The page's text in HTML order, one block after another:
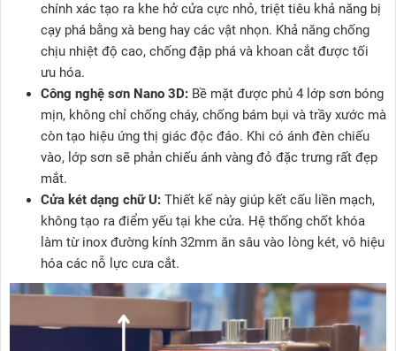
chính xác tạo ra khe hở cửa cực nhỏ, triệt tiêu khả năng bị
cạy phá bằng xà beng hay các vật nhọn. Khả năng chống
chịu nhiệt độ cao, chống đập phá và khoan cắt được tối
ưu hóa.
Công nghệ sơn Nano 3D: Bề mặt được phủ 4 lớp sơn bóng
mịn, không chỉ chống cháy, chống bám bụi và trầy xước mà
còn tạo hiệu ứng thị giác độc đáo. Khi có ánh đèn chiếu
vào, lớp sơn sẽ phản chiếu ánh vàng đỏ đặc trưng rất đẹp
mắt.
Cửa két dạng chữ U: Thiết kế này giúp kết cấu liền mạch,
không tạo ra điểm yếu tại khe cửa. Hệ thống chốt khóa
làm từ inox đường kính 32mm ăn sâu vào lòng két, vô hiệu
hóa các nỗ lực cưa cắt.